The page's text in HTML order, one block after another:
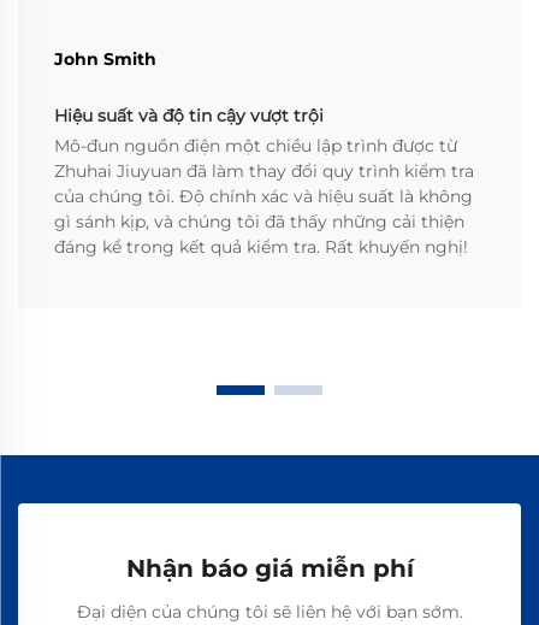
John Smith
Hiệu suất và độ tin cậy vượt trội
Mô-đun nguồn điện một chiều lập trình được từ
Zhuhai Jiuyuan đã làm thay đổi quy trình kiểm tra
của chúng tôi. Độ chính xác và hiệu suất là không
gì sánh kịp, và chúng tôi đã thấy những cải thiện
đáng kể trong kết quả kiểm tra. Rất khuyến nghị!
Nhận báo giá miễn phí
Đại diện của chúng tôi sẽ liên hệ với bạn sớm.